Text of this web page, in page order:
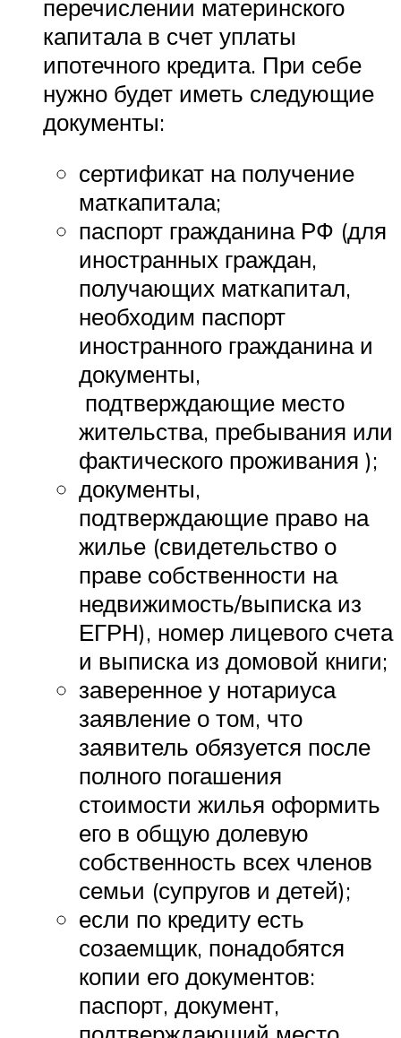
перечислении материнского
капитала в счет уплаты
ипотечного кредита. При себе
нужно будет иметь следующие
документы:
сертификат на получение
маткапитала;
паспорт гражданина РФ (для
иностранных граждан,
получающих маткапитал,
необходим паспорт
иностранного гражданина и
документы,
подтверждающие место
жительства, пребывания или
фактического проживания );
документы,
подтверждающие право на
жилье (свидетельство о
праве собственности на
недвижимость/выписка из
ЕГРН), номер лицевого счета
и выписка из домовой книги;
заверенное у нотариуса
заявление о том, что
заявитель обязуется после
полного погашения
стоимости жилья оформить
его в общую долевую
собственность всех членов
семьи (супругов и детей);
если по кредиту есть
созаемщик, понадобятся
копии его документов:
паспорт, документ,